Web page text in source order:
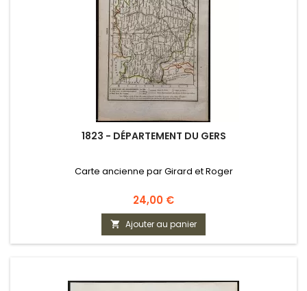
1823 - DÉPARTEMENT DU GERS
Carte ancienne par Girard et Roger
Prix
24,00 €
 Ajouter au panier